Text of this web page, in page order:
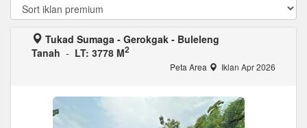
Tukad Sumaga - Gerokgak - Buleleng
Tanah - LT: 3778 M2
Peta Area Iklan Apr 2026